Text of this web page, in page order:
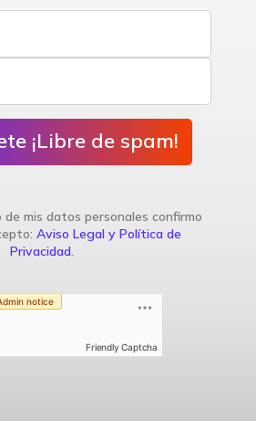
¡Libre de spam!
mis datos personales confirmo
Aviso Legal y Política de
Privacidad
Friendly Captcha